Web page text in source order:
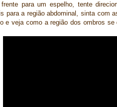
para um espelho, tente
para a região abdominal, sinta com
e veja como a região dos ombros